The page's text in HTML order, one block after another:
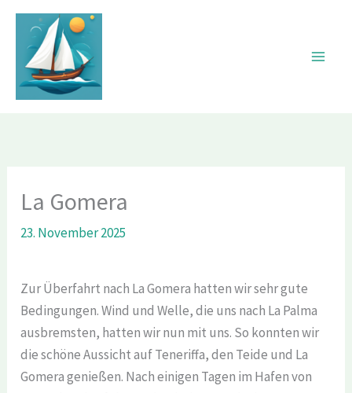
Zum
Inhalt
springen
La Gomera
23. November 2025
Zur Überfahrt nach La Gomera hatten wir sehr gute
Bedingungen. Wind und Welle, die uns nach La Palma
ausbremsten, hatten wir nun mit uns. So konnten wir
die schöne Aussicht auf Teneriffa, den Teide und La
Gomera genießen. Nach einigen Tagen im Hafen von